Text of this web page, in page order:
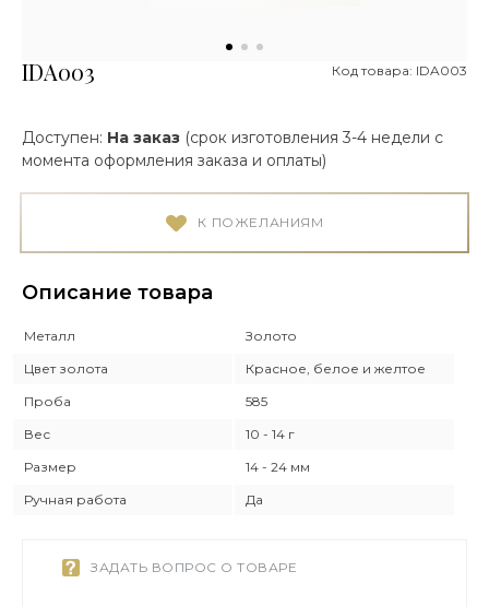
IDA003 Код товара: IDA003
Доступен: На заказ (срок изготовления 3-4 недели с
момента оформления заказа и оплаты)
К ПОЖЕЛАНИЯМ
Описание товара
Металл
Золото
Цвет золота
Красное, белое и желтое
Проба
585
Вес
10 - 14 г
Размер
14 - 24 мм
Ручная работа
Да
ЗАДАТЬ ВОПРОС О ТОВАРЕ